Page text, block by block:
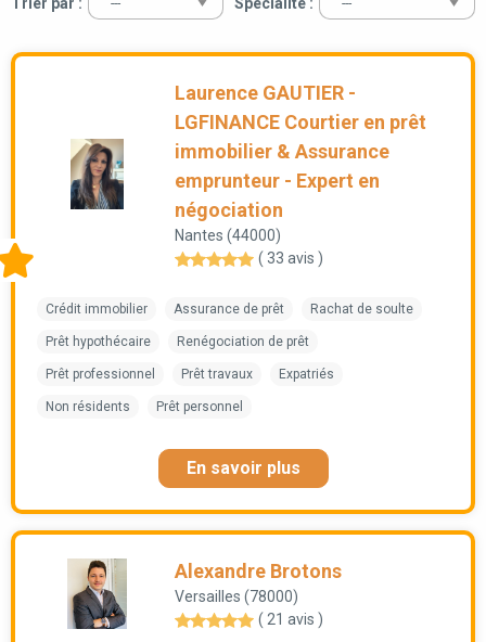
Laurence GAUTIER -
LGFINANCE Courtier en prêt
immobilier & Assurance
emprunteur - Expert en
négociation
Nantes (44000)
( 33 avis )
Crédit immobilier Assurance de prêt Rachat de soulte
Prêt hypothécaire Renégociation de prêt
Prêt professionnel Prêt travaux Expatriés
Non résidents Prêt personnel
En savoir plus
Alexandre Brotons
Versailles (78000)
( 21 avis )